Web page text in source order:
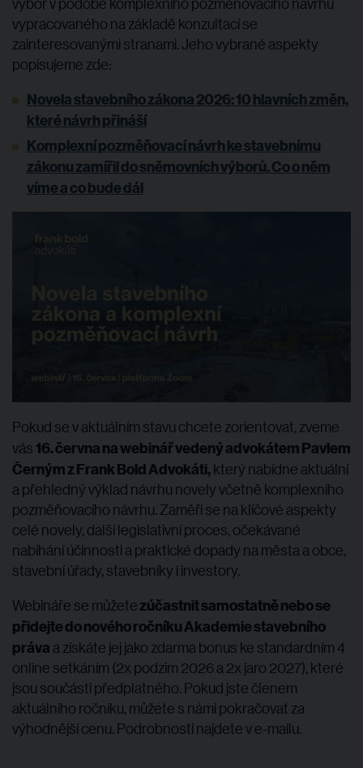
vypracovaného na základě konzultací se
zainteresovanými stranami. Jeho vybrané aspekty
popisujeme zde:
Novela stavebního zákona 2026: 10 hlavních změn,
které návrh přináší
Komplexní pozměňovací návrh ke stavebnímu
zákonu zamířil do sněmovních výborů. Co o něm
víme a co bude dál
Pokud se v aktuálním stavu chcete zorientovat, zveme
vás 16. červnana webinář vedený advokátem Pavlem
Černým z Frank Bold Advokáti,který nabídne aktuální
a přehledný výklad návrhu novely včetně komplexního
pozměňovacího návrhu. Zaměří se na klíčové aspekty
celé novely, další legislativní proces, očekávané
nabíhání účinnosti a praktické dopady na města a obce,
stavební úřady, stavebníky i investory.
Webináře se můžetezúčastnit samostatně nebo se
přidejte do nového ročníku Akademie stavebního
práva a získáte jej jako zdarma bonus ke standardním 4
online setkáním (2x podzim 2026 a 2x jaro 2027), které
jsou součásti předplatného. Pokud jste členem
aktuálního ročníku, můžete s námi pokračovat za
výhodnější cenu. Podrobnosti najdete v e-mailu.